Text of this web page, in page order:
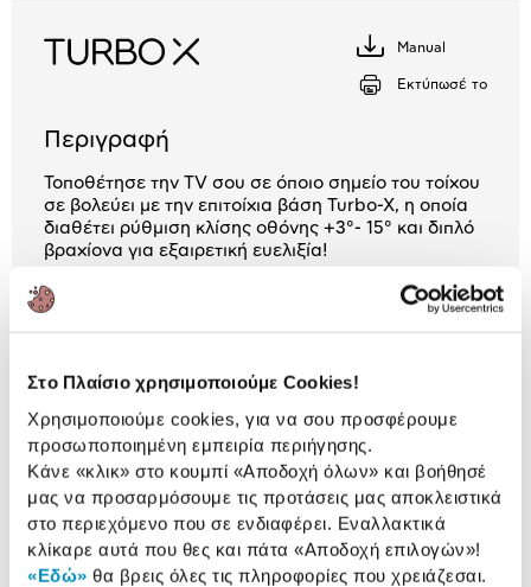
Στο Πλαίσιο χρησιμοποιούμε Cookies!
Χρησιμοποιούμε cookies, για να σου προσφέρουμε
προσωποποιημένη εμπειρία περιήγησης.
Κάνε «κλικ» στο κουμπί «Αποδοχή όλων» και βοήθησέ
μας να προσαρμόσουμε τις προτάσεις μας αποκλειστικά
στο περιεχόμενο που σε ενδιαφέρει. Εναλλακτικά
κλίκαρε αυτά που θες και πάτα «Αποδοχή επιλογών»!
«Εδώ» θα βρεις όλες τις πληροφορίες που χρειάζεσαι.
Κατέβασέ
το
Manual
Εκτύπωσέ το
Περιγραφή
Τοποθέτησε την TV σου σε όποιο σημείο του τοίχου
σε βολεύει με την επιτοίχια βάση Turbo-X, η οποία
διαθέτει ρύθμιση κλίσης οθόνης +3°- 15° και διπλό
βραχίονα για εξαιρετική ευελιξία!
Χαρακτηριστικά
Τύπος: Διπλού Βραχίονα
Ελάχιστη Διαγώνιος: 32"
Μέγιστη Διαγώνιος: 65"